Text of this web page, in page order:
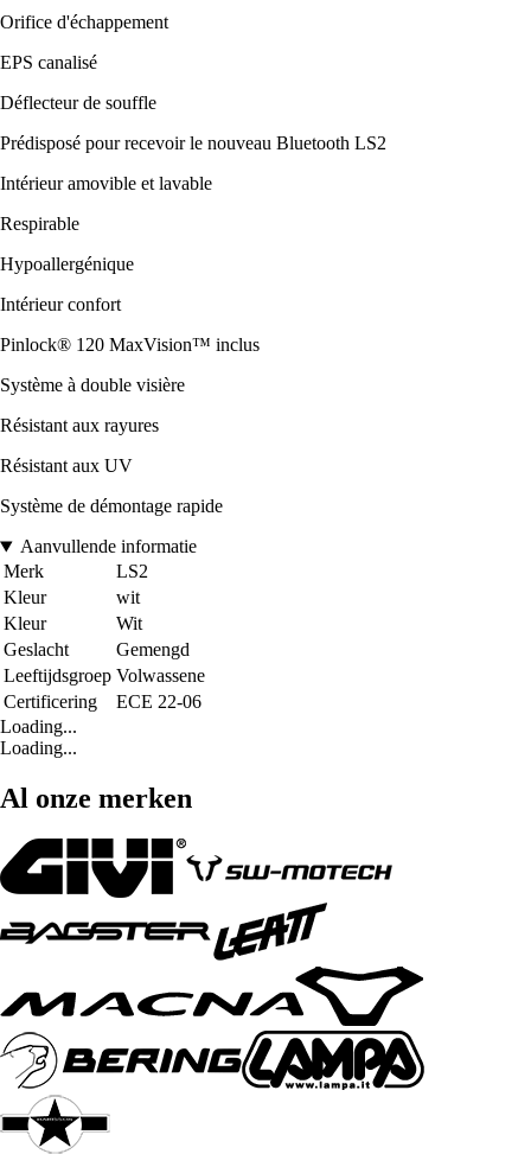
Orifice d'échappement
EPS canalisé
Déflecteur de souffle
Prédisposé pour recevoir le nouveau Bluetooth LS2
Intérieur amovible et lavable
Respirable
Hypoallergénique
Intérieur confort
Pinlock® 120 MaxVision™ inclus
Système à double visière
Résistant aux rayures
Résistant aux UV
Système de démontage rapide
Aanvullende informatie
Merk
LS2
Kleur
wit
Kleur
Wit
Geslacht
Gemengd
Leeftijdsgroep Volwassene
Certificering
ECE 22-06
Loading...
Loading...
Al onze merken